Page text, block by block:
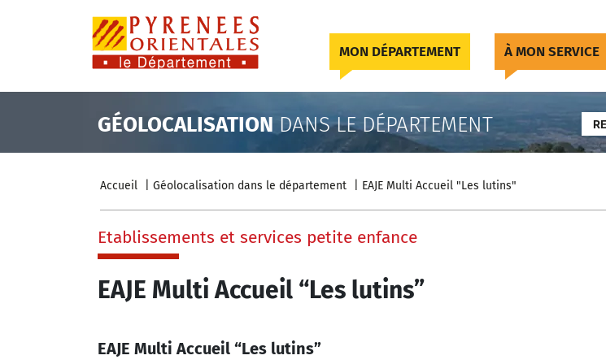
MON DÉPARTEMENT À MON SERVICE
GÉOLOCALISATION DANS LE DÉPARTEMENT
Accueil Géolocalisation dans le département EAJE Multi Accueil "Les lutins"
Etablissements et services petite enfance
EAJE Multi Accueil “Les lutins”
EAJE Multi Accueil “Les lutins”